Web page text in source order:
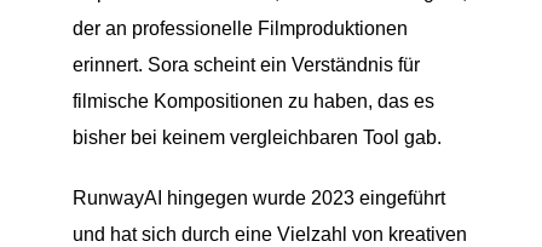
der an professionelle Filmproduktionen
erinnert. Sora scheint ein Verständnis für
filmische Kompositionen zu haben, das es
bisher bei keinem vergleichbaren Tool gab.
RunwayAI hingegen wurde 2023 eingeführt
und hat sich durch eine Vielzahl von kreativen